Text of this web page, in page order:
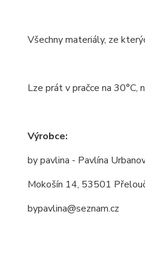
Všechny materiály, ze
Lze prát v pračce na 30°C,
Výrobce:
by pavlina - Pavlína
Mokošín 14, 53501
bypavlina@seznam.cz